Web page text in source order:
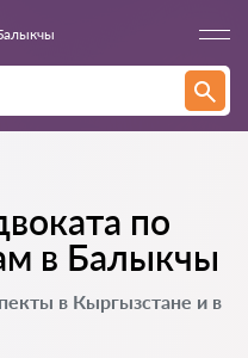
по
в Балыкчы
в Кыргызстане и в